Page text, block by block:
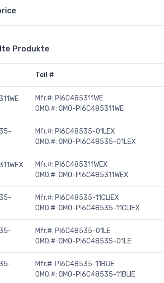
Produkte
Teil #
Mfr.#: PI6C485311WE
OMO.#: OMO-PI6C485311WE
Mfr.#: PI6C48535-01LEX
OMO.#: OMO-PI6C48535-01LEX
Mfr.#: PI6C485311WEX
OMO.#: OMO-PI6C485311WEX
Mfr.#: PI6C48535-11CLIEX
OMO.#: OMO-PI6C48535-11CLIEX
Mfr.#: PI6C48535-01LE
OMO.#: OMO-PI6C48535-01LE
Mfr.#: PI6C48535-11BLIE
OMO.#: OMO-PI6C48535-11BLIE